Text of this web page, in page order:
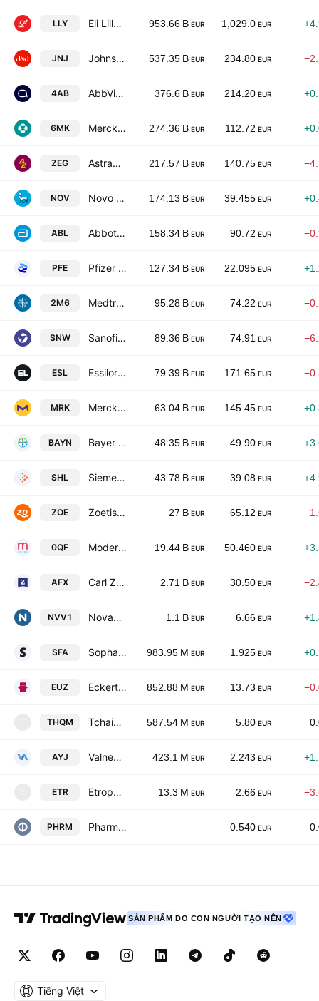
LLY Eli Lilly and Company 953.66 B EUR 1,029.0 EUR
JNJ Johnson & Johnson 537.35 B EUR 234.80 EUR
4AB AbbVie, Inc. 376.6 B EUR 214.20 EUR
6MK Merck & Co., Inc. 274.36 B EUR 112.72 EUR
ZEG AstraZeneca PLC 217.57 B EUR 140.75 EUR
NOV Novo Nordisk A/S Class B 174.13 B EUR 39.455 EUR
ABL Abbott Laboratories 158.34 B EUR 90.72 EUR
PFE Pfizer Inc. 127.34 B EUR 22.095 EUR
2M6 Medtronic Plc 95.28 B EUR 74.22 EUR
SNW Sanofi SA 89.36 B EUR 74.91 EUR
ESL EssilorLuxottica SA 79.39 B EUR 171.65 EUR
MRK Merck KGaA 63.04 B EUR 145.45 EUR
BAYN Bayer AG 48.35 B EUR 49.90 EUR
SHL Siemens Healthineers AG 43.78 B EUR 39.08 EUR
ZOE Zoetis, Inc. Class A 27 B EUR 65.12 EUR
0QF Moderna, Inc. 19.44 B EUR 50.460 EUR
AFX Carl Zeiss Meditec AG 2.71 B EUR 30.50 EUR
NVV1 Novavax, Inc. 1.1 B EUR 6.66 EUR
SFA Sopharma AD 983.95 M EUR 1.925 EUR
EUZ Eckert & Ziegler SE 852.88 M EUR 13.73 EUR
THQM Tchaikapharma High Quality Medicines, Inc. 587.54 M EUR 5.80 EUR
AYJ Valneva SE 423.1 M EUR 2.243 EUR
ETR Etropal AD 13.3 M EUR 2.66 EUR
PHRM Pharmhold AD — 0.540 EUR
SẢN PHẨM DO CON NGƯỜI TẠO NÊN
Tiếng Việt